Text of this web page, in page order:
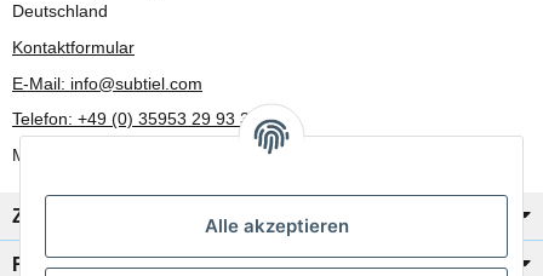
Alle akzeptieren
Deutschland
Kontaktformular
E-Mail: info@subtiel.com
Telefon: +49 (0) 35953 29 93 30
Mo-Fr: 8:00 Uhr - 17:00 Uhr
Zahlung/Versand
Rechtliches